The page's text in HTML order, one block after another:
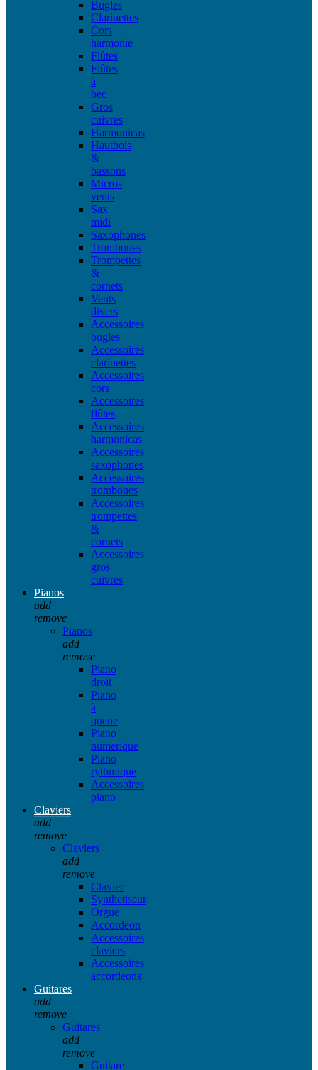
Bugles
Clarinettes
Cors
harmonie
Flûtes
Flûtes
à
bec
Gros
cuivres
Harmonicas
Hautbois
&
bassons
Micros
vents
Sax
midi
Saxophones
Trombones
Trompettes
&
cornets
Vents
divers
Accessoires
bugles
Accessoires
clarinettes
Accessoires
cors
Accessoires
flûtes
Accessoires
harmonicas
Accessoires
saxophones
Accessoires
trombones
Accessoires
trompettes
&
cornets
Accessoires
gros
cuivres
Pianos
add
remove
Pianos
add
remove
Piano
droit
Piano
à
queue
Piano
numerique
Piano
rythmique
Accessoires
piano
Claviers
add
remove
Claviers
add
remove
Clavier
Synthetiseur
Orgue
Accordeon
Accessoires
claviers
Accessoires
accordeons
Guitares
add
remove
Guitares
add
remove
Guitare